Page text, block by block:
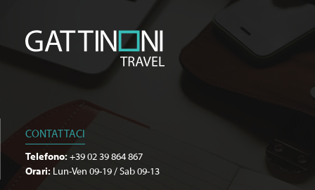
CONTATTACI
Telefono: +39 02 39 864 867
Orari: Lun-Ven 09-19 / Sab 09-13